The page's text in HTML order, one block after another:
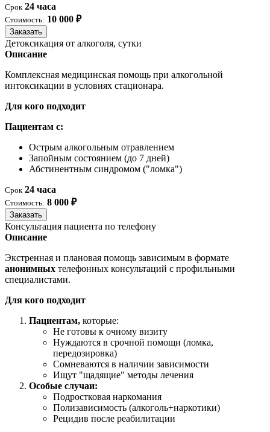
Срок 24 часа
Стоимость: 10 000 ₽
Заказать
Детоксикация от алкоголя, сутки
Описание
Комплексная медицинская помощь при алкогольной
интоксикации в условиях стационара.
Для кого подходит
Пациентам с:
Острым алкогольным отравлением
Запойным состоянием (до 7 дней)
Абстинентным синдромом ("ломка")
Срок 24 часа
Стоимость: 8 000 ₽
Заказать
Консультация пациента по телефону
Описание
Экстренная и плановая помощь зависимым в формате
анонимных телефонных консультаций с профильными
специалистами.
Для кого подходит
Пациентам, которые:
Не готовы к очному визиту
Нуждаются в срочной помощи (ломка,
передозировка)
Сомневаются в наличии зависимости
Ищут "щадящие" методы лечения
Особые случаи:
Подростковая наркомания
Полизависимость (алкоголь+наркотики)
Рецидив после реабилитации